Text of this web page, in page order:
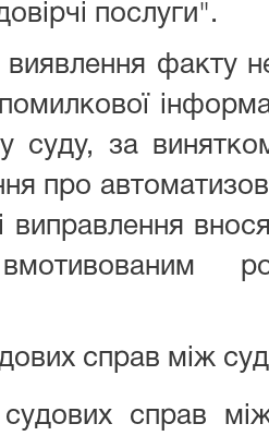
послуги".
факту
суду, за
про
виправлення
справ між
справ